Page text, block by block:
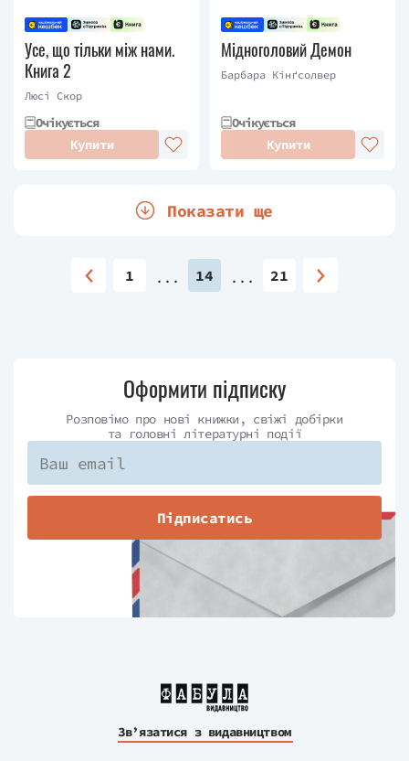
Усе, що тільки між нами.
Книга 2
Люсі Скор
Очікується
Купити
Мідноголовий Демон
Барбара Кінґсолвер
Очікується
Купити
Показати ще
1 14 21
Оформити підписку
Розповімо про нові книжки, свіжі добірки
та головні літературні події
Підписатись
Зв’язатися з видавництвом